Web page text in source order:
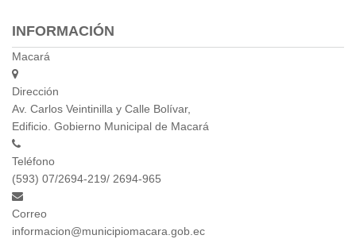
INFORMACIÓN
Macará
Dirección
Av. Carlos Veintinilla y Calle Bolívar,
Edificio. Gobierno Municipal de Macará
Teléfono
(593) 07/2694-219/ 2694-965
Correo
informacion@municipiomacara.gob.ec
Empresa Pública de Vivienda
Biblioteca
GACETA TRIBUTARIA
Ordenanzas/Resoluciones
Convenios
Cumplimiento LOTAIP
Concurso de Méritos
Concursos 2016